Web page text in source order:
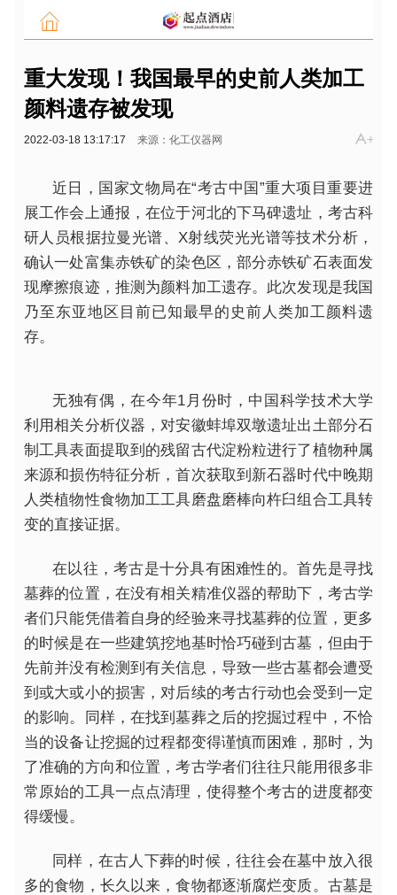
重大发现！我国最早的史前人类加工
颜料遗存被发现
2022-03-18 13:17:17 来源：化工仪器网
近 日， 国家文物局在“考古中国”重大项目重要进
展工作会上通报，在位于河北的下马碑遗址，考古科
研人员根据拉曼光谱、X射线荧光光谱等技术分析，
确认一处富集赤铁矿的染色区，部分赤铁矿石表面发
现摩擦痕迹，推测为颜料加工遗存。此次发现是我国
乃至东亚地区目前已知最早的史前人类加工颜料遗
存。
无独有偶，在今年1月份时，中国科学技术大学
利用相关分析仪器，对安徽蚌埠双墩遗址出土部分石
制工具表面提取到的残留古代淀粉粒进行了植物种属
来源和损伤特征分析，首次获取到新石器时代中晚期
人类植物性食物加工工具磨盘磨棒向杵臼组合工具转
变的直接证据。
在以往，考古是十分具有困难性的。首先是寻找
墓葬的位置，在没有相关精准仪器的帮助下，考古学
者们只能凭借着自身的经验来寻找墓葬的位置，更多
的时候是在一些建筑挖地基时恰巧碰到古墓，但由于
先前并没有检测到有关信息，导致一些古墓都会遭受
到或大或小的损害，对后续的考古行动也会受到一定
的影响。同样，在找到墓葬之后的挖掘过程中，不恰
当的设备让挖掘的过程都变得谨慎而困难，那时，为
了准确的方向和位置，考古学者们往往只能用很多非
常原始的工具一点点清理，使得整个考古的进度都变
得缓慢。
同样，在古人下葬的时候，往往会在墓中放入很
多的食物，长久以来，食物都逐渐腐烂变质。古墓是